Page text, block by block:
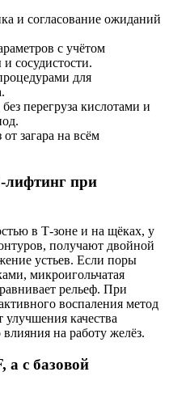
и согласование ожиданий
с учётом
сосудистости.
для
перегруза кислотами и
загара на всём
при
в Т‑зоне и на щёках, у
получают двойной
устьев. Если поры
микроигольчатая
рельеф. При
воспаления метод
улучшения качества
на работу желёз.
а с базовой